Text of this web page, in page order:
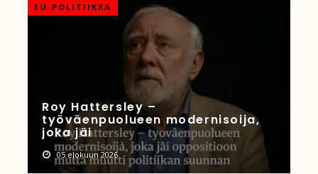
EU-POLITIIKKA
Roy Hattersley –
työväenpuolueen modernisoija,
joka jäi
05 elokuun 2026